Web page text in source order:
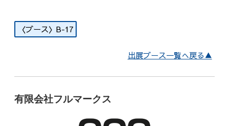
B-17
出展ブース一覧へ戻る▲
有限会社フルマークス